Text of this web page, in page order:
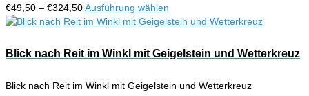
können
auf
Produktseite
werden
€49,50 – €324,50Preisspanne:
€49,50
€324,50
Ausführung wählen
Produkt
mehrere
Varianten
Die
Blick nach Reit im Winkl mit Geigelstein und Wetterkreuz
Blick nach Reit im Winkl mit Geigelstein und Wetterkreuz